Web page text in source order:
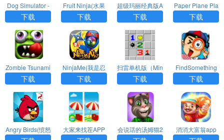
Dog Simulator -
(动物游戏)APP
下载
Fruit Ninja(水果
忍者）APP
下载
超级玛丽经典版A
PP
下载
Paper Plane Pla
net(纸飞机星球)
APP
下载
Zombie Tsunami
(僵尸尖叫)APP
下载
NinjaMe(我是忍
者)APP
下载
扫雷单机版（Min
esweeper）
下载
FindSomething
(找你妹)APP
下载
Angry Birds(愤怒
大家来找茬APP
会说话的汤姆猫2
消消大富翁app